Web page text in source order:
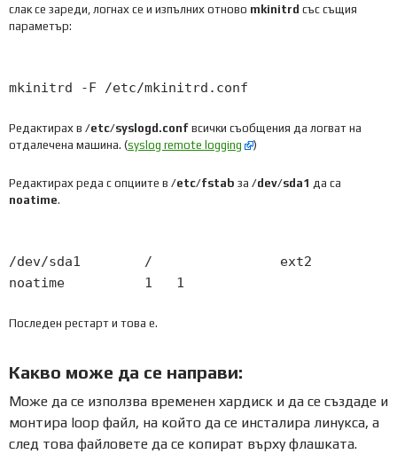
слак се зареди, логнах се и изпълних отново mkinitrd със същия
параметър:
mkinitrd -F /etc/mkinitrd . conf
Редактирах в /etc/syslogd.conf всички съобщения да логват на
отдалечена машина. (syslog remote logging )
Редактирах реда с опциите в /etc/fstab за /dev/sda1 да са
noatimе.
/dev/sda1 / ext2
noatime 1 1
Последен рестарт и това е.
Какво може да се направи:
Може да се използва временен хардиск и да се създаде и
монтира loop файл, на който да се инсталира линукса, а
след това файловете да се копират върху флашката.